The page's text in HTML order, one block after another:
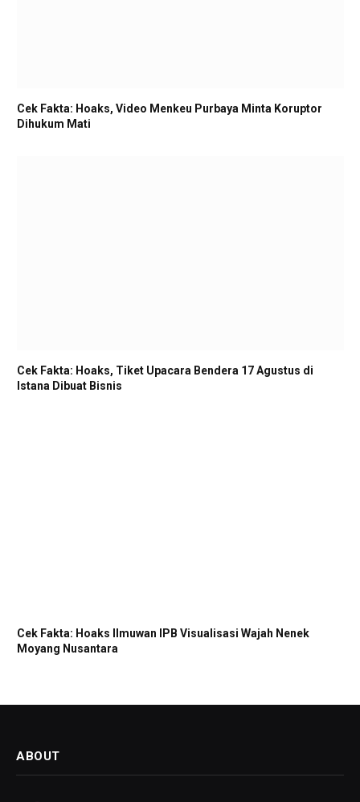
Cek Fakta: Hoaks, Video Menkeu Purbaya Minta Koruptor
Dihukum Mati
Cek Fakta: Hoaks, Tiket Upacara Bendera 17 Agustus di
Istana Dibuat Bisnis
Cek Fakta: Hoaks Ilmuwan IPB Visualisasi Wajah Nenek
Moyang Nusantara
ABOUT